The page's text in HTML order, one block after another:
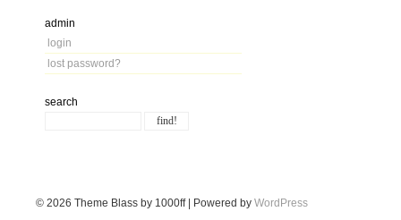
admin
login
lost password?
search
© 2026 Theme Blass by 1000ff | Powered by WordPress